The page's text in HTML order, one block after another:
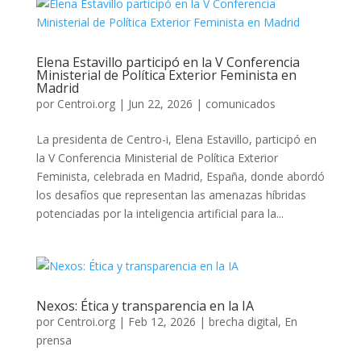
Elena Estavillo participó en la V Conferencia
Ministerial de Política Exterior Feminista en
Madrid
por Centroi.org| Jun 22, 2026 | comunicados
La presidenta de Centro-i, Elena Estavillo, participó en
la V Conferencia Ministerial de Política Exterior
Feminista, celebrada en Madrid, España, donde abordó
los desafíos que representan las amenazas híbridas
potenciadas por la inteligencia artificial para la...
Nexos: Ética y transparencia en la IA
por Centroi.org| Feb 12, 2026 | brecha digital, En
prensa